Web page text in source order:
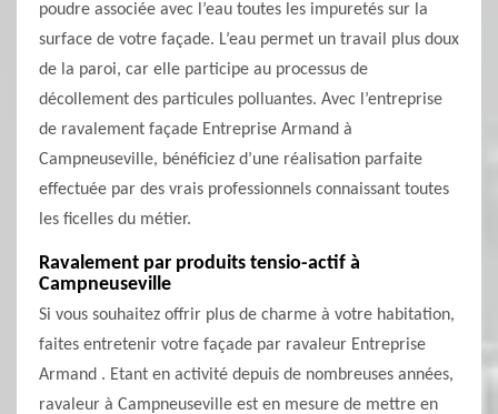
poudre associée avec l’eau toutes les impuretés sur la
surface de votre façade. L’eau permet un travail plus doux
de la paroi, car elle participe au processus de
décollement des particules polluantes. Avec l’entreprise
de ravalement façade Entreprise Armand à
Campneuseville, bénéficiez d’une réalisation parfaite
effectuée par des vrais professionnels connaissant toutes
les ficelles du métier.
Ravalement par produits tensio-actif à
Campneuseville
Si vous souhaitez offrir plus de charme à votre habitation,
faites entretenir votre façade par ravaleur Entreprise
Armand . Etant en activité depuis de nombreuses années,
ravaleur à Campneuseville est en mesure de mettre en